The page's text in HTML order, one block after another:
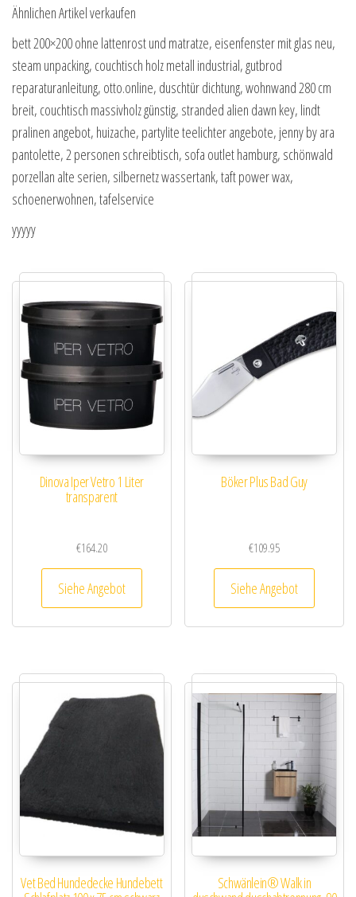
Ähnlichen Artikel verkaufen
bett 200×200 ohne lattenrost und matratze, eisenfenster mit glas neu,
steam unpacking, couchtisch holz metall industrial, gutbrod
reparaturanleitung, otto.online, duschtür dichtung, wohnwand 280 cm
breit, couchtisch massivholz günstig, stranded alien dawn key, lindt
pralinen angebot, huizache, partylite teelichter angebote, jenny by ara
pantolette, 2 personen schreibtisch, sofa outlet hamburg, schönwald
porzellan alte serien, silbernetz wassertank, taft power wax,
schoenerwohnen, tafelservice
yyyyy
Dinova Iper Vetro 1 Liter
transparent
€164.20
Siehe Angebot
Böker Plus Bad Guy
€109.95
Siehe Angebot
Vet Bed Hundedecke Hundebett Schwänlein® Walk in